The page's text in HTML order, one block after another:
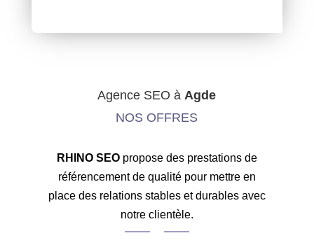
Agence SEO àAgde
NOS OFFRES
RHINO SEOpropose des prestations de
référencement de qualité pour mettre en
place des relations stables et durables avec
notre clientèle.